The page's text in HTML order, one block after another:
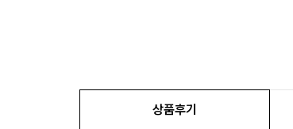
상품후기